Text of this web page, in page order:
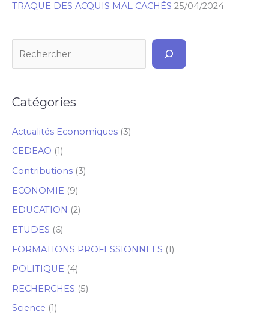
TRAQUE DES ACQUIS MAL CACHÉS 25/04/2024
Catégories
Actualités Economiques (3)
CEDEAO (1)
Contributions (3)
ECONOMIE (9)
EDUCATION (2)
ETUDES (6)
FORMATIONS PROFESSIONNELS (1)
POLITIQUE (4)
RECHERCHES (5)
Science (1)